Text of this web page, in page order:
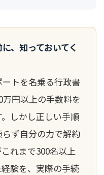
、知っておいてく
トを名乗る行政書
円以上の手数料を
しかし正しい手順
ず自分の力で解約
れまで300名以上
験を、実際の手続